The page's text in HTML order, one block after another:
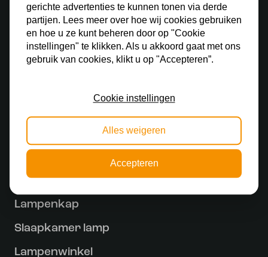
Binnenverlichting
Buitenverlichting
Railverlichting
Lampenkap
Slaapkamer lamp
Lampenwinkel
gerichte advertenties te kunnen tonen via derde
partijen. Lees meer over hoe wij cookies gebruiken
en hoe u ze kunt beheren door op "Cookie
instellingen" te klikken. Als u akkoord gaat met ons
gebruik van cookies, klikt u op "Accepteren”.
Cookie instellingen
Alles weigeren
Accepteren